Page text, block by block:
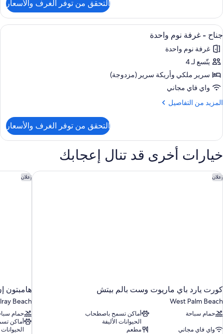
السمعية
المحدودة
(Accessible
Bathtub)
غرفة
سريران
كبيران
لذوي
السمعية
المحدودة
Bathtub)
التحقق من توفر الغرف والأسعار
استعراض
جميع
صور
جناح
-
غرفة
نوم
واحدة
ملاءات للفراش لا تسبب الحساسية
2
جناح - غرفة نوم واحدة
غرفة نوم واحدة
يتّسع لـ 4
سرير ملكي‫‬ وأريكة سرير (مزدوجة)
واي فاي مجاني
المزيد من التفاصيل
المزيد
جناح
غرفة
نوم
واحدة
التحقق من توفر الغرف والأسعار
خيارات أخرى قد تنال إعجابك
إعلان
كورت يارد باي ماريوت وست بالم بيتش
West Palm Beach
حمام سباحة
أماكن تسمح باصطحاب
الحيوانات الأليفة
واي فاي مجاني
مطعم
كورت يارد باي ماريوت وست بالم بيتش إعلان
هامبتون
Beach
حمام
أماكن
الحيوانات
هامبتون